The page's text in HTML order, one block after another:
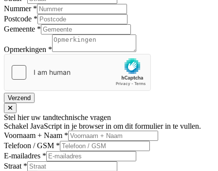
Nummer *
Postcode *
Gemeente *
Opmerkingen *
Verzend
Stel hier uw tandtechnische vragen
Schakel JavaScript in je browser in om dit formulier in te vullen.
Voornaam + Naam *
Telefoon / GSM *
E-mailadres *
Straat *